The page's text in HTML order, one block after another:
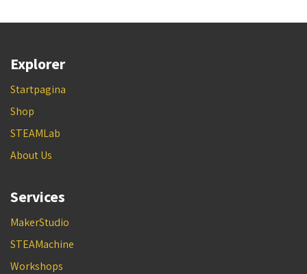
Explorer
Startpagina
Shop
STEAMLab
About Us
Services
MakerStudio
STEAMachine
Workshops